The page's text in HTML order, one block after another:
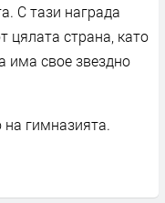
С тази награда
цялата страна, като
има свое звездно
гимназията.